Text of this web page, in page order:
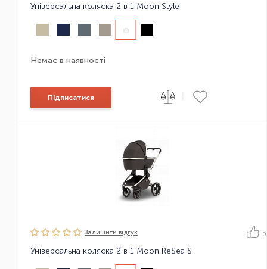
Універсальна коляска 2 в 1 Moon Style
Немає в наявності
Підписатися
Залишити вiдгук 0
Універсальна коляска 2 в 1 Moon ReSea S